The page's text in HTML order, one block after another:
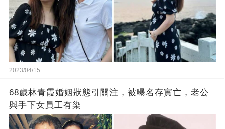
2023/04/15
68歲林青霞婚姻狀態引關注，被曝名存實亡，老公
與手下女員工有染